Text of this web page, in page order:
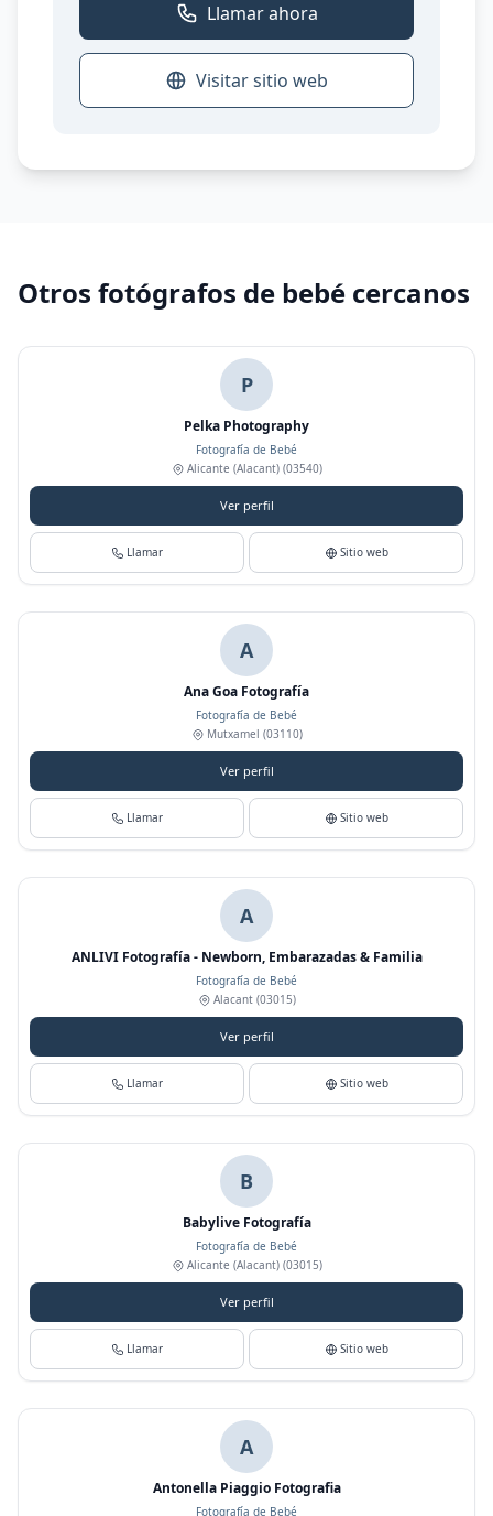
Llamar ahora
Visitar sitio web
Otros fotógrafos de bebé cercanos
P
Pelka Photography
Fotografía de Bebé
Alicante (Alacant)(03540)
Ver perfil
Llamar Sitio web
A
Ana Goa Fotografía
Fotografía de Bebé
Mutxamel (03110)
Ver perfil
Llamar Sitio web
A
ANLIVI Fotografía - Newborn, Embarazadas & Familia
Fotografía de Bebé
Alacant(03015)
Ver perfil
Llamar Sitio web
B
Babylive Fotografía
Fotografía de Bebé
Alicante (Alacant)(03015)
Ver perfil
Llamar Sitio web
A
Antonella Piaggio Fotografia
Fotografía de Bebé